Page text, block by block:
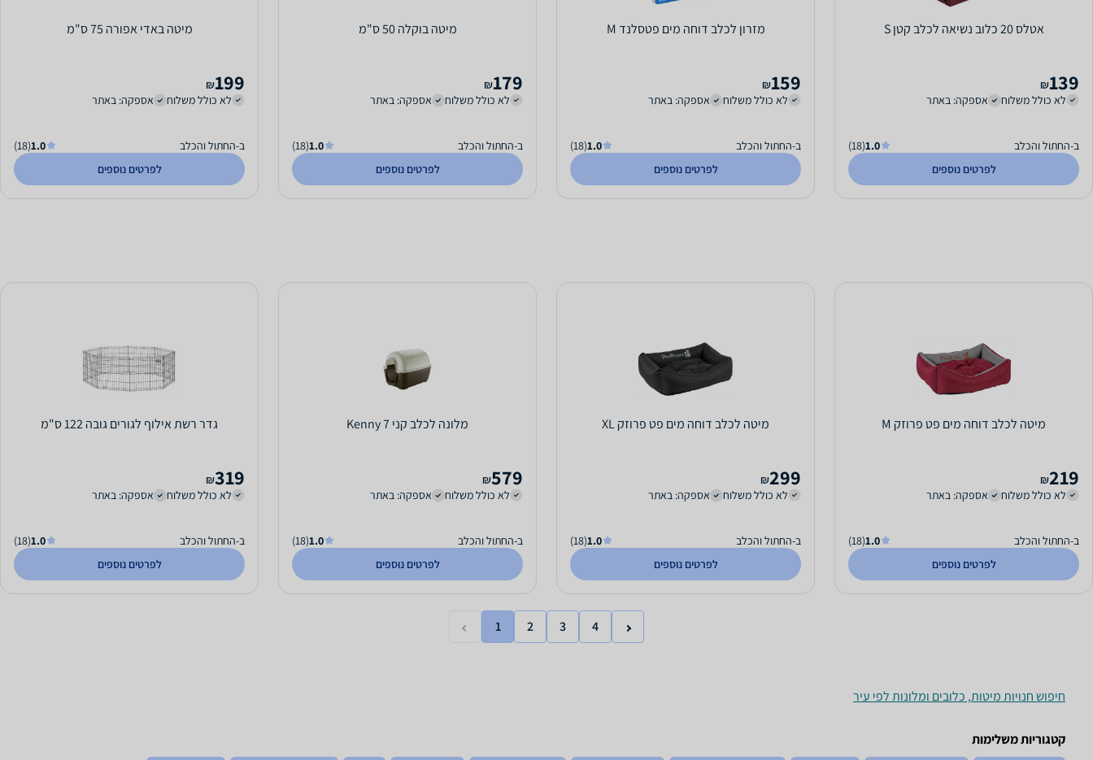
אטלס 20 כלוב נשיאה לכלב קטן S
139
₪
לא כולל משלוח
אספקה: באתר
ב-החתול והכלב 1.0
(18)
לפרטים נוספים
מזרון לכלב דוחה מים פטסלנד M
159
₪
לא כולל משלוח
אספקה: באתר
ב-החתול והכלב 1.0
(18)
לפרטים נוספים
מיטה בוקלה 50 ס"מ
179
₪
לא כולל משלוח
אספקה: באתר
ב-החתול והכלב 1.0
(18)
לפרטים נוספים
מיטה באדי אפורה 75 ס"מ
199
₪
לא כולל משלוח
אספקה: באתר
ב-החתול והכלב 1.0
(18)
לפרטים נוספים
מיטה לכלב דוחה מים פט פרוזק M
219
₪
לא כולל משלוח
אספקה: באתר
ב-החתול והכלב 1.0
(18)
לפרטים נוספים
מיטה לכלב דוחה מים פט פרוזק XL
299
₪
לא כולל משלוח
אספקה: באתר
ב-החתול והכלב 1.0
(18)
לפרטים נוספים
מלונה לכלב קני 7 Kenny
579
₪
לא כולל משלוח
אספקה: באתר
ב-החתול והכלב 1.0
(18)
לפרטים נוספים
גדר רשת אילוף לגורים גובה 122 ס"מ
319
₪
לא כולל משלוח
אספקה: באתר
ב-החתול והכלב 1.0
(18)
לפרטים נוספים
1 2 3 4
חיפוש חנויות מיטות, כלובים ומלונות לפי עיר
קטגוריות משלימות